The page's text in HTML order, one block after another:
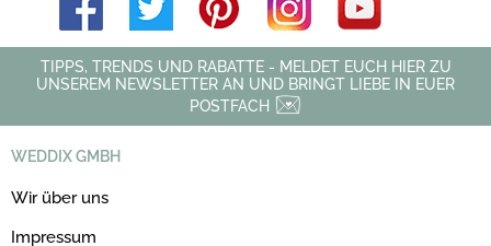
TIPPS, TRENDS UND RABATTE - MELDET EUCH HIER ZU
UNSEREM NEWSLETTER AN UND BRINGT LIEBE IN EUER
POSTFACH
WEDDIX GMBH
Wir über uns
Impressum